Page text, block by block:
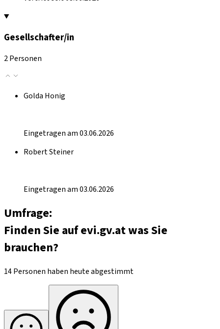
Gesellschafter/in
2 Personen
Golda Honig
Eingetragen am 03.06.2026
Robert Steiner
Eingetragen am 03.06.2026
Umfrage:
Finden Sie auf evi.gv.at was Sie
brauchen?
14 Personen haben heute abgestimmt